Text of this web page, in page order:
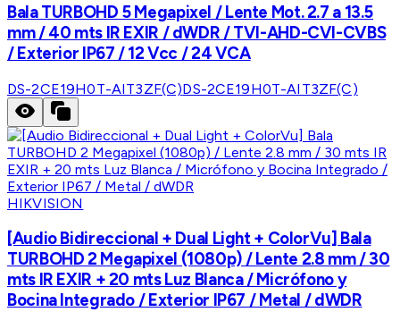
Bala TURBOHD 5 Megapixel / Lente Mot. 2.7 a 13.5
mm / 40 mts IR EXIR / dWDR / TVI-AHD-CVI-CVBS
/ Exterior IP67 / 12 Vcc / 24 VCA
DS-2CE19H0T-AIT3ZF(C)DS-2CE19H0T-AIT3ZF(C)
HIKVISION
[Audio Bidireccional + Dual Light + ColorVu] Bala
TURBOHD 2 Megapixel (1080p) / Lente 2.8 mm / 30
mts IR EXIR + 20 mts Luz Blanca / Micrófono y
Bocina Integrado / Exterior IP67 / Metal / dWDR